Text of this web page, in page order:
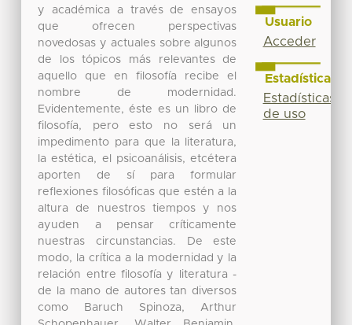
y académica a través de ensayos
que ofrecen perspectivas
novedosas y actuales sobre algunos
de los tópicos más relevantes de
aquello que en filosofía recibe el
nombre de modernidad.
Evidentemente, éste es un libro de
filosofía, pero esto no será un
impedimento para que la literatura,
la estética, el psicoanálisis, etcétera
aporten de sí para formular
reflexiones filosóficas que estén a la
altura de nuestros tiempos y nos
ayuden a pensar críticamente
nuestras circunstancias. De este
modo, la crítica a la modernidad y la
relación entre filosofía y literatura -
de la mano de autores tan diversos
como Baruch Spinoza, Arthur
Usuario
Acceder
Estadísticas
Estadísticas
de uso